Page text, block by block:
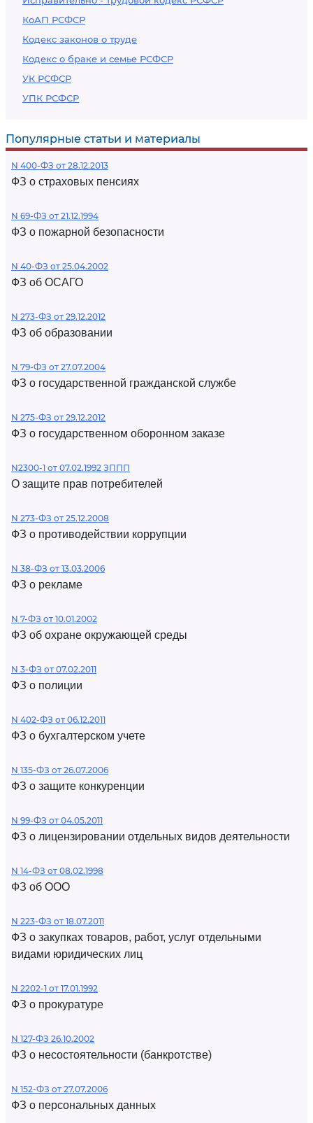
КоАП РСФСР
Кодекс законов о труде
Кодекс о браке и семье РСФСР
УК РСФСР
УПК РСФСР
Популярные статьи и материалы
N 400-ФЗ от 28.12.2013
ФЗ о страховых пенсиях
N 69-ФЗ от 21.12.1994
ФЗ о пожарной безопасности
N 40-ФЗ от 25.04.2002
ФЗ об ОСАГО
N 273-ФЗ от 29.12.2012
ФЗ об образовании
N 79-ФЗ от 27.07.2004
ФЗ о государственной гражданской службе
N 275-ФЗ от 29.12.2012
ФЗ о государственном оборонном заказе
N2300-1 от 07.02.1992 ЗППП
О защите прав потребителей
N 273-ФЗ от 25.12.2008
ФЗ о противодействии коррупции
N 38-ФЗ от 13.03.2006
ФЗ о рекламе
N 7-ФЗ от 10.01.2002
ФЗ об охране окружающей среды
N 3-ФЗ от 07.02.2011
ФЗ о полиции
N 402-ФЗ от 06.12.2011
ФЗ о бухгалтерском учете
N 135-ФЗ от 26.07.2006
ФЗ о защите конкуренции
N 99-ФЗ от 04.05.2011
ФЗ о лицензировании отдельных видов деятельности
N 14-ФЗ от 08.02.1998
ФЗ об ООО
N 223-ФЗ от 18.07.2011
ФЗ о закупках товаров, работ, услуг отдельными
видами юридических лиц
N 2202-1 от 17.01.1992
ФЗ о прокуратуре
N 127-ФЗ 26.10.2002
ФЗ о несостоятельности (банкротстве)
N 152-ФЗ от 27.07.2006
ФЗ о персональных данных